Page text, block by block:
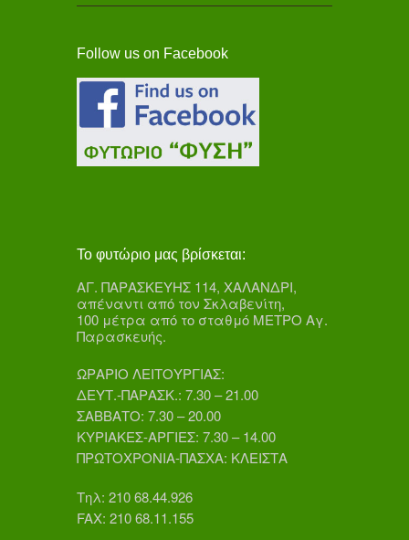
Follow us on Facebook
Το φυτώριο μας βρίσκεται:
ΑΓ. ΠΑΡΑΣΚΕΥΗΣ 114, ΧΑΛΑΝΔΡΙ,
απέναντι από τον Σκλαβενίτη,
100 μέτρα από το σταθμό ΜΕΤΡΟ Αγ.
Παρασκευής.
ΩΡΑΡΙΟ ΛΕΙΤΟΥΡΓΙΑΣ:
ΔΕΥΤ.-ΠΑΡΑΣΚ.: 7.30 – 21.00
ΣΑΒΒΑΤΟ: 7.30 – 20.00
ΚΥΡΙΑΚΕΣ-ΑΡΓΙΕΣ: 7.30 – 14.00
ΠΡΩΤΟΧΡΟΝΙΑ-ΠΑΣΧΑ: ΚΛΕΙΣΤΑ
Τηλ: 210 68.44.926
FAX: 210 68.11.155